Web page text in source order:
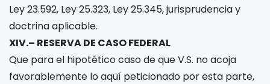
Ley 23.592, Ley 25.323, Ley 25.345, jurisprudencia y
doctrina aplicable.
XIV.– RESERVA DE CASO FEDERAL
Que para el hipotético caso de que V.S. no acoja
favorablemente lo aquí peticionado por esta parte,